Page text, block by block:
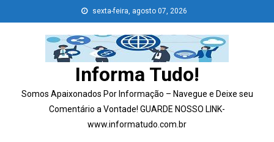
to
sexta-feira, agosto 07, 2026
Informa Tudo!
Somos Apaixonados Por Informação – Navegue e Deixe seu
Comentário a Vontade! GUARDE NOSSO LINK-
www.informatudo.com.br